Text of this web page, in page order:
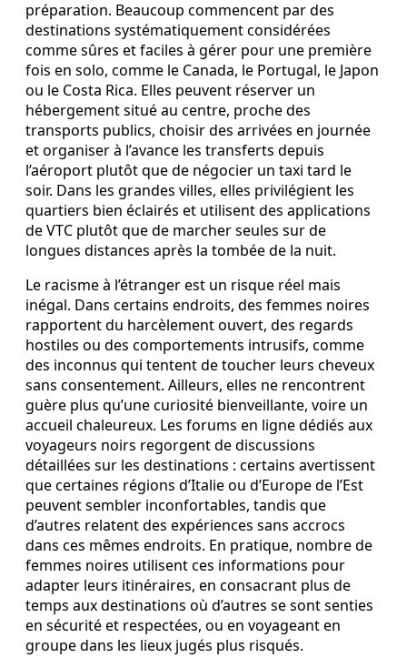
préparation. Beaucoup commencent par des
destinations systématiquement considérées
comme sûres et faciles à gérer pour une première
fois en solo, comme le Canada, le Portugal, le Japon
ou le Costa Rica. Elles peuvent réserver un
hébergement situé au centre, proche des
transports publics, choisir des arrivées en journée
et organiser à l’avance les transferts depuis
l’aéroport plutôt que de négocier un taxi tard le
soir. Dans les grandes villes, elles privilégient les
quartiers bien éclairés et utilisent des applications
de VTC plutôt que de marcher seules sur de
longues distances après la tombée de la nuit.
Le racisme à l’étranger est un risque réel mais
inégal. Dans certains endroits, des femmes noires
rapportent du harcèlement ouvert, des regards
hostiles ou des comportements intrusifs, comme
des inconnus qui tentent de toucher leurs cheveux
sans consentement. Ailleurs, elles ne rencontrent
guère plus qu’une curiosité bienveillante, voire un
accueil chaleureux. Les forums en ligne dédiés aux
voyageurs noirs regorgent de discussions
détaillées sur les destinations : certains avertissent
que certaines régions d’Italie ou d’Europe de l’Est
peuvent sembler inconfortables, tandis que
d’autres relatent des expériences sans accrocs
dans ces mêmes endroits. En pratique, nombre de
femmes noires utilisent ces informations pour
adapter leurs itinéraires, en consacrant plus de
temps aux destinations où d’autres se sont senties
en sécurité et respectées, ou en voyageant en
groupe dans les lieux jugés plus risqués.